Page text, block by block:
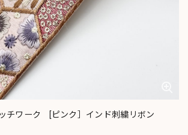
ッチワーク [ピンク］インド刺繍リボン